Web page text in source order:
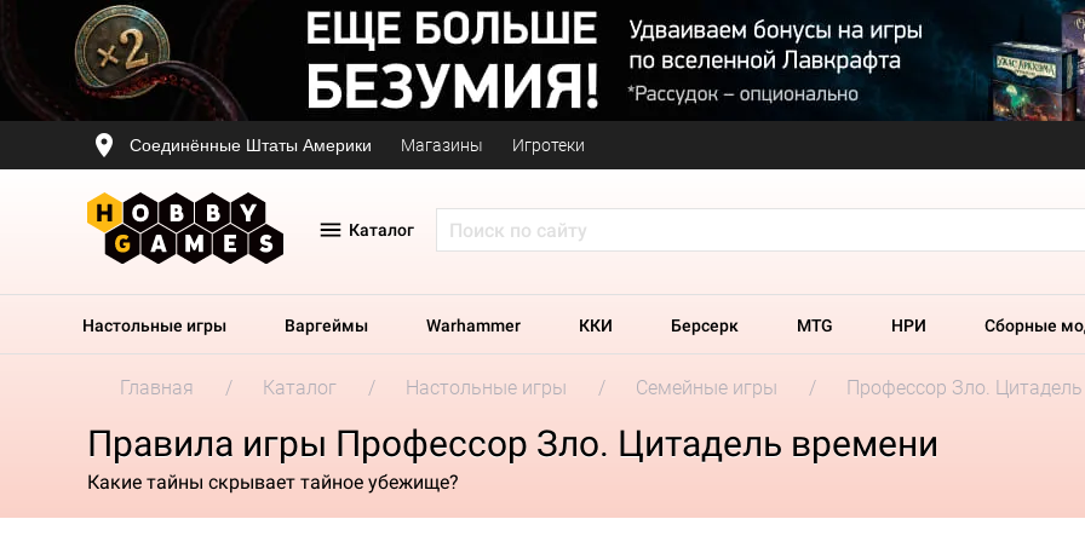
Соединённые Штаты Америки Магазины Игротеки
Каталог
Настольные игры Варгеймы Warhammer ККИ Берсерк MTG НРИ Сборные
Главная Каталог Настольные игры Семейные игры Профессор Зло.
Правила игры Профессор Зло. Цитадель времени
Какие тайны скрывает тайное убежище?